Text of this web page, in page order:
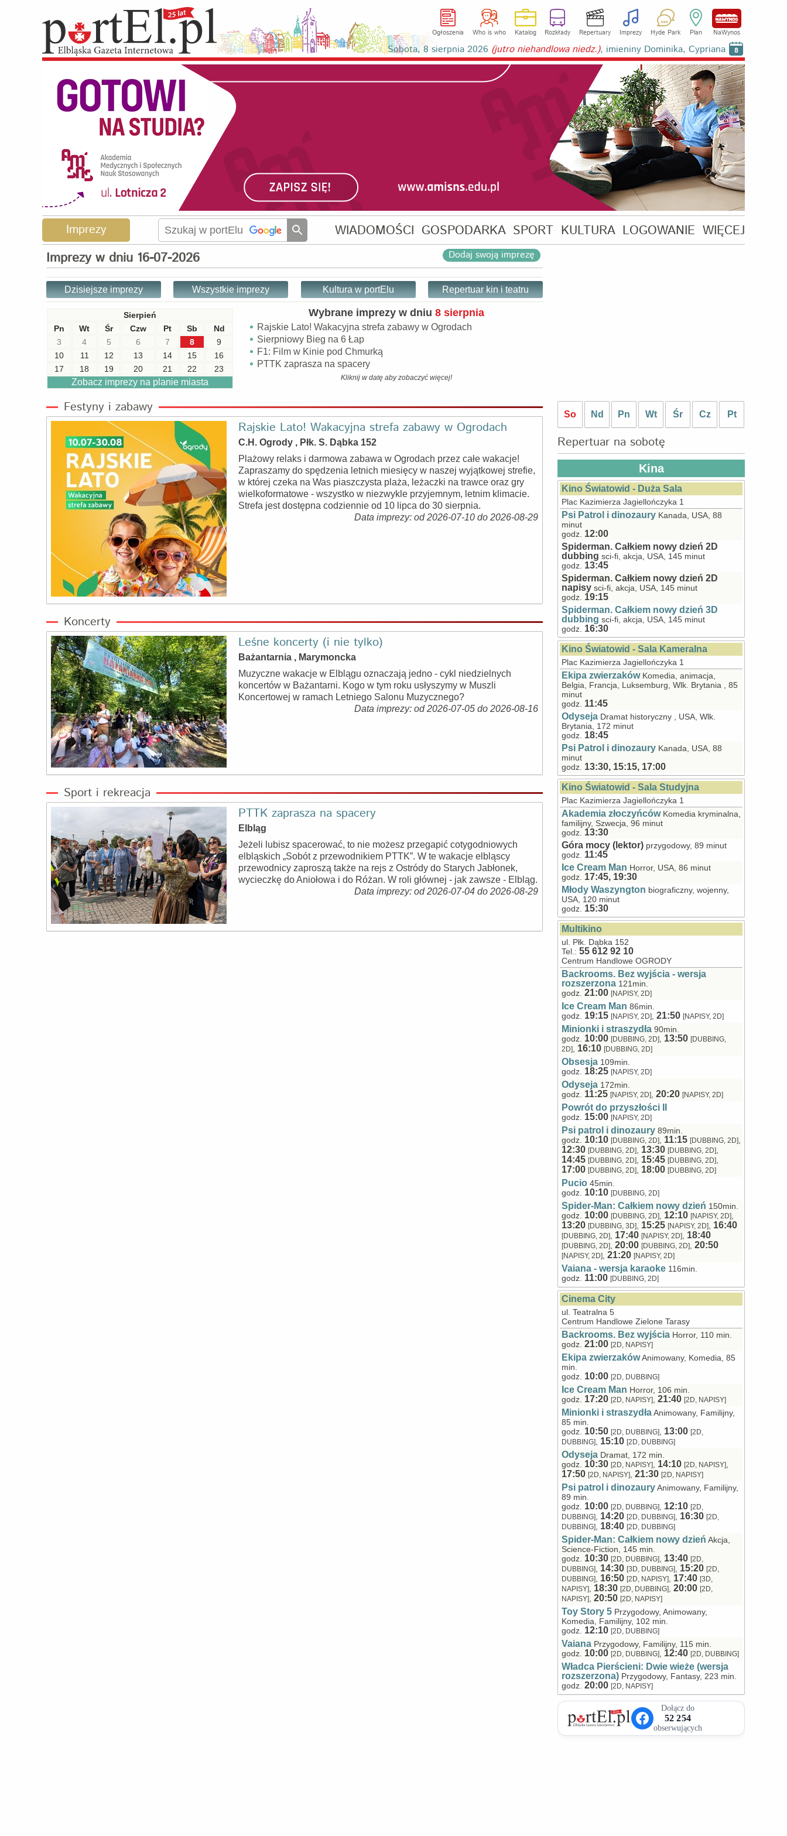
Ogłoszenia Who is who Katalog Rozkłady Repertuary Imprezy Hyde Park Plan NaWynos
Sobota, 8 sierpnia 2026 (jutro niehandlowa niedz.), imieniny Dominika, Cypriana 8
Imprezy WIADOMOŚCI GOSPODARKA SPORT KULTURA LOGOWANIE WIĘCEJ
Dodaj swoją imprezę
Imprezy w dniu 16-07-2026
Dzisiejsze imprezy Wszystkie imprezy Kultura w portElu Repertuar kin i teatru
Wybrane imprezy w dniu 8 sierpnia
Rajskie Lato! Wakacyjna strefa zabawy w Ogrodach
Sierpniowy Bieg na 6 Łap
F1: Film w Kinie pod Chmurką
PTTK zaprasza na spacery
Kliknij w datę aby zobaczyć więcej!
Sierpień
Pn
Wt Śr Czw Pt Sb
Nd
3
4 5 6 7 8
9
10
11 12 13 14 15
16
17
18 19 20 21 22 23
Zobacz imprezy na planie miasta
Festyny i zabawy
Rajskie Lato! Wakacyjna strefa zabawy w Ogrodach
C.H. Ogrody , Płk. S. Dąbka 152
Plażowy relaks i darmowa zabawa w Ogrodach przez całe wakacje!
Zapraszamy do spędzenia letnich miesięcy w naszej wyjątkowej strefie,
w której czeka na Was piaszczysta plaża, leżaczki na trawce oraz gry
wielkoformatowe - wszystko w niezwykle przyjemnym, letnim klimacie.
Strefa jest dostępna codziennie od 10 lipca do 30 sierpnia.
Data imprezy: od 2026-07-10 do 2026-08-29
Koncerty
Leśne koncerty (i nie tylko)
Bażantarnia , Marymoncka
Muzyczne wakacje w Elblągu oznaczają jedno - cykl niedzielnych
koncertów w Bażantarni. Kogo w tym roku usłyszymy w Muszli
Koncertowej w ramach Letniego Salonu Muzycznego?
Data imprezy: od 2026-07-05 do 2026-08-16
Sport i rekreacja
PTTK zaprasza na spacery
Elbląg
Jeżeli lubisz spacerować, to nie możesz przegapić cotygodniowych
elbląskich „Sobót z przewodnikiem PTTK”. W te wakacje elbląscy
przewodnicy zaproszą także na rejs z Ostródy do Starych Jabłonek,
wycieczkę do Aniołowa i do Różan. W roli głównej - jak zawsze - Elbląg.
Data imprezy: od 2026-07-04 do 2026-08-29
So Nd Pn Wt Śr Cz Pt
Repertuar na sobotę
Kina
Kino Światowid - Duża Sala
Plac Kazimierza Jagiellończyka 1
Psi Patrol i dinozaury Kanada, USA, 88
minut
godz. 12:00
Spiderman. Całkiem nowy dzień 2D
dubbing sci-fi, akcja, USA, 145 minut
godz. 13:45
Spiderman. Całkiem nowy dzień 2D
napisy sci-fi, akcja, USA, 145 minut
godz. 19:15
Spiderman. Całkiem nowy dzień 3D
dubbing sci-fi, akcja, USA, 145 minut
godz. 16:30
Kino Światowid - Sala Kameralna
Plac Kazimierza Jagiellończyka 1
Ekipa zwierzaków Komedia, animacja,
Belgia, Francja, Luksemburg, Wlk. Brytania , 85
minut
godz. 11:45
Odyseja Dramat historyczny , USA, Wlk.
Brytania, 172 minut
godz. 18:45
Psi Patrol i dinozaury Kanada, USA, 88
minut
godz. 13:30, 15:15, 17:00
Kino Światowid - Sala Studyjna
Plac Kazimierza Jagiellończyka 1
Akademia złoczyńców Komedia kryminalna,
familijny, Szwecja, 96 minut
godz. 13:30
Góra mocy (lektor) przygodowy, 89 minut
godz. 11:45
Ice Cream Man Horror, USA, 86 minut
godz. 17:45, 19:30
Młody Waszyngton biograficzny, wojenny,
USA, 120 minut
godz. 15:30
Multikino
ul. Płk. Dąbka 152
Tel.: 55 612 92 10
Centrum Handlowe OGRODY
Backrooms. Bez wyjścia - wersja
rozszerzona 121min.
godz. 21:00 [NAPISY, 2D]
Ice Cream Man 86min.
godz. 19:15 [NAPISY, 2D] 21:50 [NAPISY, 2D]
Minionki i straszydła 90min.
godz. 10:00 [DUBBING, 2D] 13:50 [DUBBING,
2D]
16:10 [DUBBING, 2D]
Obsesja 109min.
godz. 18:25 [NAPISY, 2D]
Odyseja 172min.
godz. 11:25 [NAPISY, 2D] 20:20 [NAPISY, 2D]
Powrót do przyszłości II
godz. 15:00 [NAPISY, 2D]
Psi patrol i dinozaury 89min.
godz. 10:10 [DUBBING, 2D] 11:15 [DUBBING, 2D]
12:30 [DUBBING, 2D] 13:30 [DUBBING, 2D]
14:45 [DUBBING, 2D] 15:45 [DUBBING, 2D]
17:00 [DUBBING, 2D] 18:00 [DUBBING, 2D]
Pucio 45min.
godz. 10:10 [DUBBING, 2D]
Spider-Man: Całkiem nowy dzień 150min.
godz. 10:00 [DUBBING, 2D] 12:10 [NAPISY, 2D]
13:20 [DUBBING, 3D] 15:25 [NAPISY, 2D] 16:40
[DUBBING, 2D] 17:40 [NAPISY, 2D] 18:40
[DUBBING, 2D] 20:00 [DUBBING, 2D] 20:50
[NAPISY, 2D] 21:20 [NAPISY, 2D]
Vaiana - wersja karaoke 116min.
godz. 11:00 [DUBBING, 2D]
Cinema City
ul. Teatralna 5
Centrum Handlowe Zielone Tarasy
Backrooms. Bez wyjścia Horror, 110 min.
godz. 21:00 [2D, NAPISY]
Ekipa zwierzakówAnimowany, Komedia, 85
min.
godz. 10:00 [2D, DUBBING]
Ice Cream Man Horror, 106 min.
godz. 17:20 [2D, NAPISY] 21:40 [2D, NAPISY]
Minionki i straszydłaAnimowany, Familijny,
85 min.
godz. 10:50 [2D, DUBBING] 13:00 [2D,
DUBBING]
15:10 [2D, DUBBING]
Odyseja Dramat, 172 min.
godz. 10:30 [2D, NAPISY] 14:10 [2D, NAPISY]
17:50 [2D, NAPISY] 21:30 [2D, NAPISY]
Psi patrol i dinozauryAnimowany, Familijny,
89 min.
godz. 10:00 [2D, DUBBING] 12:10 [2D,
DUBBING]
14:20 [2D, DUBBING] 16:30 [2D,
DUBBING]
18:40 [2D, DUBBING]
Spider-Man: Całkiem nowy dzień Akcja,
Science-Fiction, 145 min.
godz. 10:30 [2D, DUBBING] 13:40 [2D,
DUBBING]
14:30 [3D, DUBBING] 15:20 [2D,
DUBBING]
16:50 [2D, NAPISY] 17:40 [3D,
NAPISY]
18:30 [2D, DUBBING] 20:00 [2D,
NAPISY]
20:50 [2D, NAPISY]
Toy Story 5 Przygodowy, Animowany,
Komedia, Familijny, 102 min.
godz. 12:10 [2D, DUBBING]
Vaiana Przygodowy, Familijny, 115 min.
godz. 10:00 [2D, DUBBING] 12:40 [2D, DUBBING]
Władca Pierścieni: Dwie wieże (wersja
rozszerzona) Przygodowy, Fantasy, 223 min.
godz. 20:00 [2D, NAPISY]